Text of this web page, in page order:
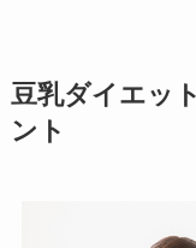
豆乳ダイエッ
ント